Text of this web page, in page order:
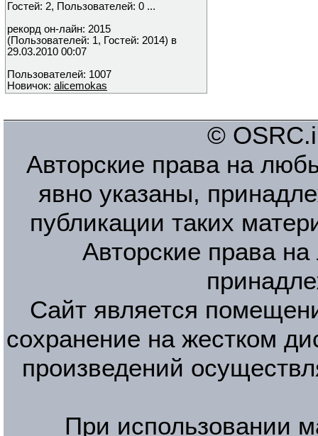
Гостей: 2, Пользователей: 0 ...
рекорд он-лайн: 2015
(Пользователей: 1, Гостей: 2014) в
29.03.2010 00:07
Пользователей: 1007
Новичок: alicemokas
©
Авторские права на
явно указаны,
публикации таких
Авторские права
Сайт является
сохранение на жестком
произведений
При использовании